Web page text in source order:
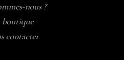
nous ?
boutique
contacter